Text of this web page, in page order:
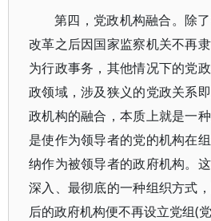
第四，党政机构融合。除
改革之后因国家监察机关不再
为行政事务，其他情况下的党
政领域，涉及狭义的党政关系
政机构的融合，本质上就是一
是使作为领导者的党的机构在
纳作为被领导者的政府机构。
深入、最彻底的一种组织方式
后的政府机构便不再设立党组(党